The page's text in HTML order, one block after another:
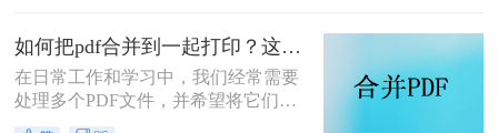
PDF，或是三份散乱的报告图表
PDF，急需你整理成一个规整的文件
进行提交或归档？
如何把pdf合并到一起打印？这4种合并方法了解一下！
在日常工作和学习中，我们经常需要
处理多个PDF文件，并希望将它们合
并成一个文件进行打印，以便于管理